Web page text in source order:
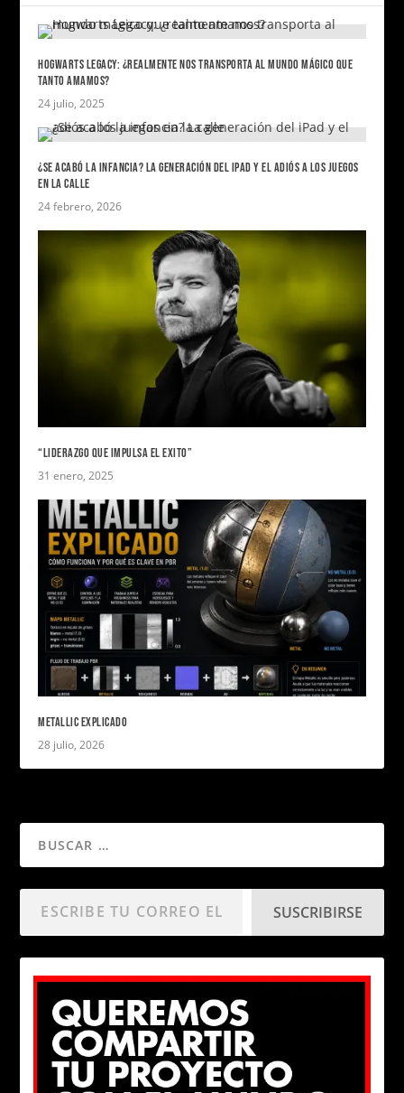
HOGWARTS LEGACY: ¿REALMENTE NOS TRANSPORTA AL MUNDO MÁGICO QUE
TANTO AMAMOS?
24 julio, 2025
¿SE ACABÓ LA INFANCIA? LA GENERACIÓN DEL IPAD Y EL ADIÓS A LOS JUEGOS
EN LA CALLE
24 febrero, 2026
“LIDERAZGO QUE IMPULSA EL EXITO”
31 enero, 2025
METALLIC EXPLICADO
28 julio, 2026
SUSCRIBIRSE